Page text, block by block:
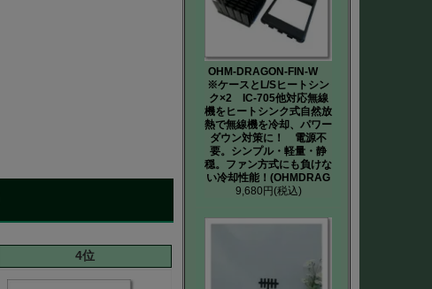
4位
OHM-DRAGON-FIN-W
※ケースとL/Sヒートシン
ク×2 IC-705他対応無線
機をヒートシンク式自然放
熱で無線機を冷却、パワー
ダウン対策に！ 電源不
要。シンプル・軽量・静
穏。ファン方式にも負けな
い冷却性能！(OHMDRAG
9,680円(税込)